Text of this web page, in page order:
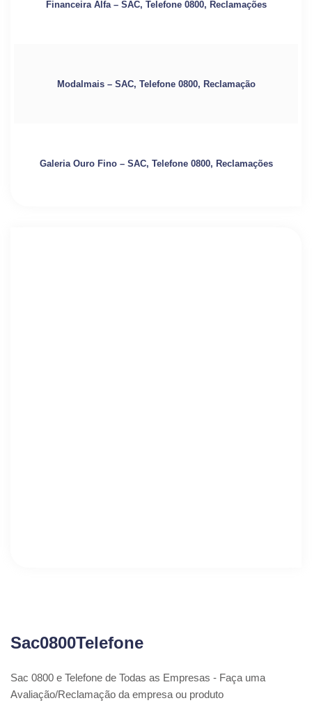
Financeira Alfa – SAC, Telefone 0800, Reclamações
Modalmais – SAC, Telefone 0800, Reclamação
Galeria Ouro Fino – SAC, Telefone 0800, Reclamações
Sac0800Telefone
Sac 0800 e Telefone de Todas as Empresas - Faça uma
Avaliação/Reclamação da empresa ou produto